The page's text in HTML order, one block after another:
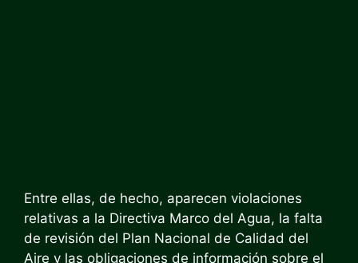
Entre ellas, de hecho, aparecen violaciones
relativas a la Directiva Marco del Agua, la falta
de revisión del Plan Nacional de Calidad del
Aire y las obligaciones de información sobre el